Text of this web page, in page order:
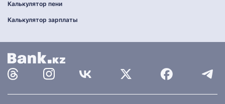
Калькулятор пени
Калькулятор зарплаты